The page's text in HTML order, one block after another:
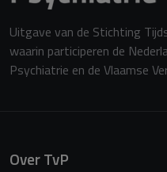
Uitgave van de Stichting
waarin participeren de
Psychiatrie en de Vlaamse
Over TvP